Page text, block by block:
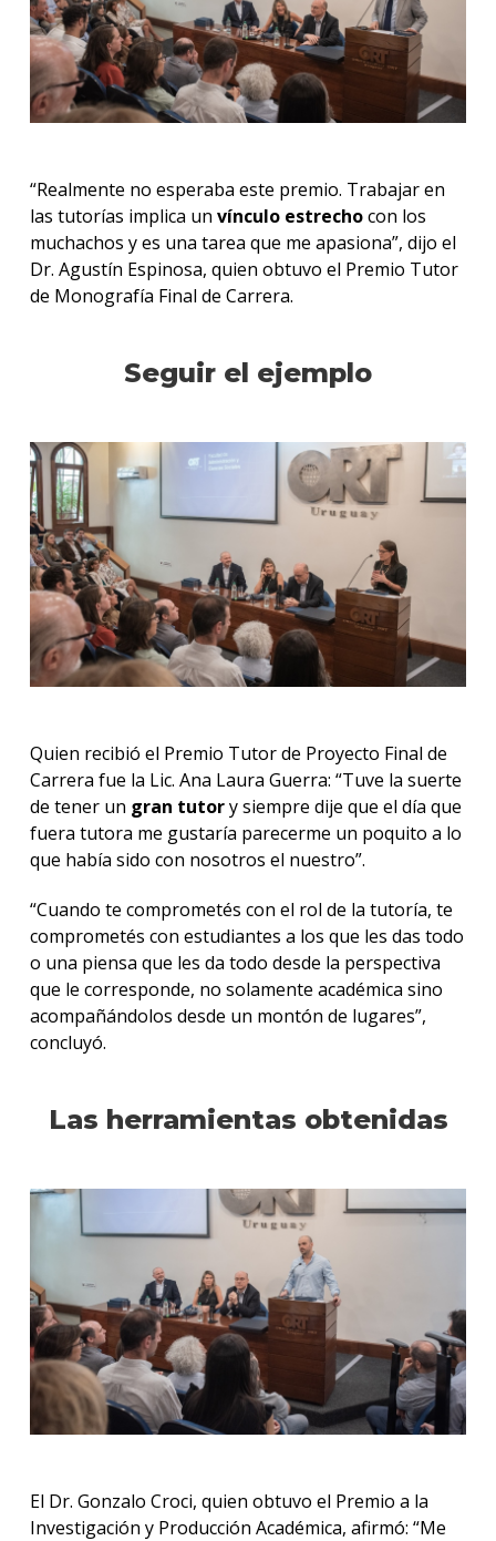
“Realmente no esperaba este premio. Trabajar en
las tutorías implica un vínculo estrechocon los
muchachos y es una tarea que me apasiona”, dijo el
Dr. Agustín Espinosa, quien obtuvo el Premio Tutor
de Monografía Final de Carrera.
Seguir el ejemplo
Quien recibió el Premio Tutor de Proyecto Final de
Carrera fue la Lic. Ana Laura Guerra: “Tuve la suerte
de tener un gran tutory siempre dije que el día que
fuera tutora me gustaría parecerme un poquito a lo
que había sido con nosotros el nuestro”.
“Cuando te comprometés con el rol de la tutoría, te
comprometés con estudiantes a los que les das todo
o una piensa que les da todo desde la perspectiva
que le corresponde, no solamente académica sino
acompañándolos desde un montón de lugares”,
concluyó.
Las herramientas obtenidas
El Dr. Gonzalo Croci, quien obtuvo el Premio a la
Investigación y Producción Académica, afirmó: “Me